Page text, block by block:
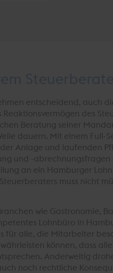
entscheidend, auch
des
Beratung seiner
dauern. Mit einem Full-
Anlage und laufenden
und -abrechnungsfragen
an ein Hamburger
muss nicht
wie Gastronomie,
Lohnbüro in
für alle, die Mitarbeiter
können, dass
Anderweitig
noch rechtliche